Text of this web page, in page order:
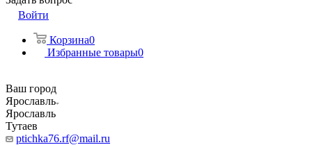
Войти
Корзина0
Избранные товары0
Ваш город
Ярославль
Ярославль
Тутаев
ptichka76.rf@mail.ru